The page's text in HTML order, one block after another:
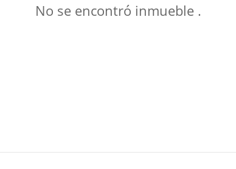
No se encontró inmueble .